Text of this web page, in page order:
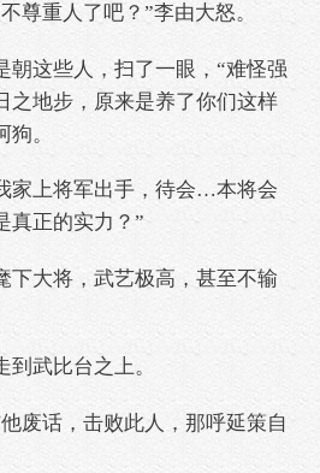
重人了吧？”李由大怒。
这些人，扫了一眼，“难怪强
之地步，原来是养了你们这样
。
上将军出手，待会…本将会
真正的实力？”
大将，武艺极高，甚至不输
武比台之上。
话，击败此人，那呼延策自